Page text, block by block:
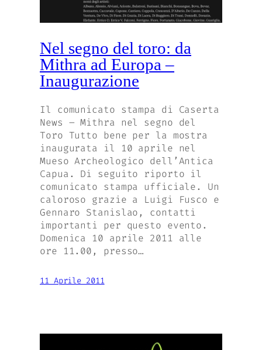
Nel segno del toro: da
Mithra ad Europa –
Inaugurazione
Il comunicato stampa di Caserta
News – Mithra nel segno del
Toro Tutto bene per la mostra
inaugurata il 10 aprile nel
Mueso Archeologico dell’Antica
Capua. Di seguito riporto il
comunicato stampa ufficiale. Un
caloroso grazie a Luigi Fusco e
Gennaro Stanislao, contatti
importanti per questo evento.
Domenica 10 aprile 2011 alle
ore 11.00, presso…
11 Aprile 2011